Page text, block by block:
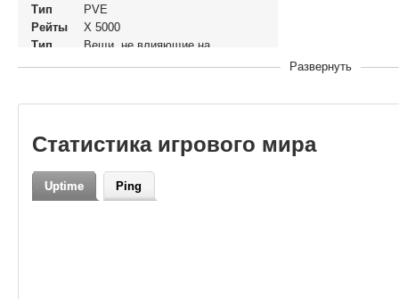
Тип
PVE
Рейты
X 5000
Тип
Вещи, не влияющие на
Перенос Нет
Теги
mmorpg, online games, RPG,
Fantasy Games, MMORPG 2024,
Развернуть
Статистика игрового мира
Uptime Ping